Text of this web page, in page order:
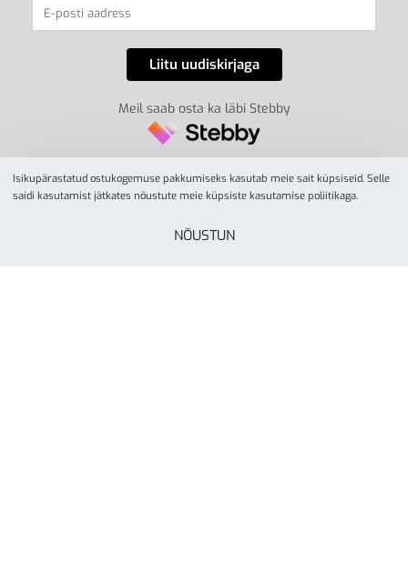
Meil saab osta ka läbi Stebby
Isikupärastatud ostukogemuse pakkumiseks kasutab meie sait küpsiseid. Selle
saidi kasutamist jätkates nõustute meie küpsiste kasutamise poliitikaga.
NÕUSTUN